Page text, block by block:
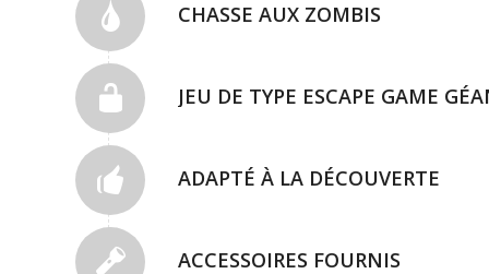
CHASSE AUX ZOMBIS
JEU DE TYPE ESCAPE GAME
ADAPTÉ À LA DÉCOUVERTE
ACCESSOIRES FOURNIS